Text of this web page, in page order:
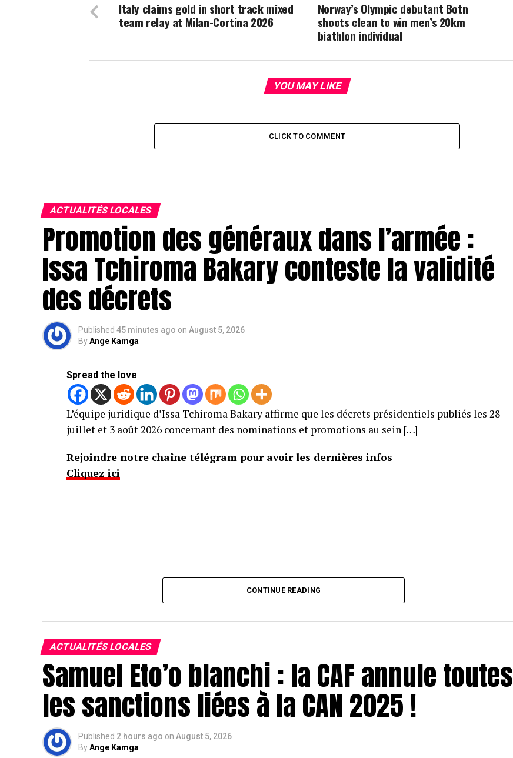
Norway’s Olympic debutant Botn
shoots clean to win men’s 20km
biathlon individual
Italy claims gold in short track mixed
team relay at Milan-Cortina 2026
YOU MAY LIKE
CLICK TO COMMENT
ACTUALITÉS LOCALES
Promotion des généraux dans l’armée :
Issa Tchiroma Bakary conteste la validité
des décrets
Published 45 minutes ago on August 5, 2026
ByAnge Kamga
Spread the love
L’équipe juridique d’Issa Tchiroma Bakary affirme que les décrets présidentiels publiés les 28
juillet et 3 août 2026 concernant des nominations et promotions au sein […]
Rejoindre notre chaîne télégram pour avoir les dernières infos
Cliquez ici
CONTINUE READING
ACTUALITÉS LOCALES
Samuel Eto’o blanchi : la CAF annule toutes
les sanctions liées à la CAN 2025 !
Published 2 hours ago on August 5, 2026
ByAnge Kamga